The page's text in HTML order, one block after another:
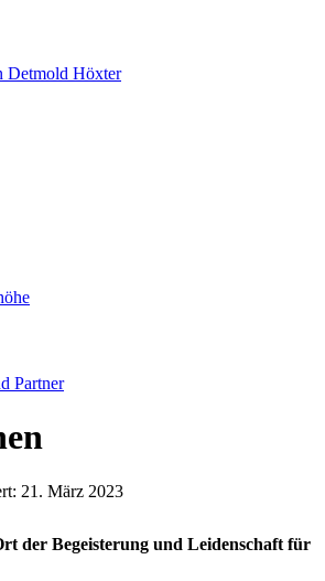
21. März 2023
der Begeisterung und Leidenschaft für